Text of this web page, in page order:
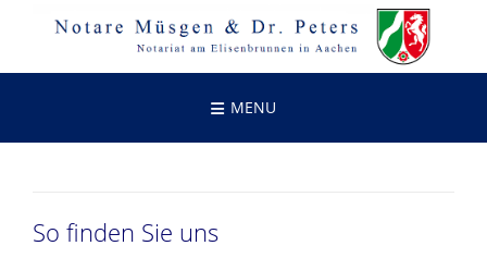
MENU
So finden Sie uns